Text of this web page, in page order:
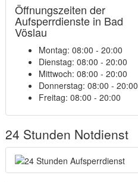
Öffnungszeiten der
Aufsperrdienste in Bad
Vöslau
Montag: 08:00 - 20:00
Dienstag: 08:00 - 20:00
Mittwoch: 08:00 - 20:00
Donnerstag: 08:00 - 20:00
Freitag: 08:00 - 20:00
24 Stunden Notdienst